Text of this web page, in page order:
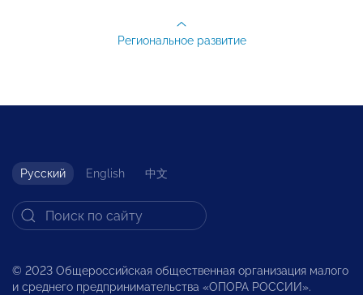
Региональное развитие
Русский English 中文
© 2023 Общероссийская общественная организация малого
и среднего предпринимательства «ОПОРА РОССИИ».